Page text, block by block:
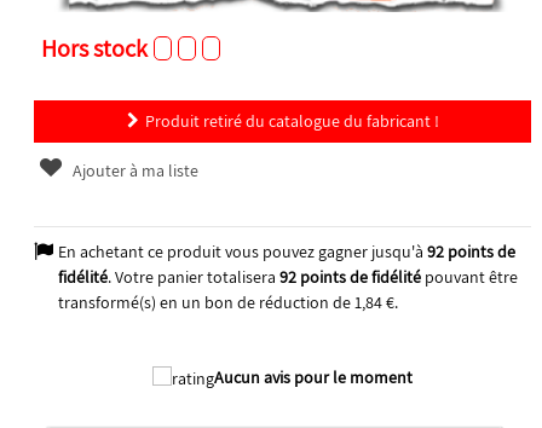
Hors stock
Produit retiré du catalogue du fabricant !
Ajouter à ma liste
En achetant ce produit vous pouvez gagner jusqu'à 92points de
fidélité. Votre panier totalisera 92points de fidélitépouvant être
transformé(s) en un bon de réduction de1,84 €.
Aucun avis pour le moment